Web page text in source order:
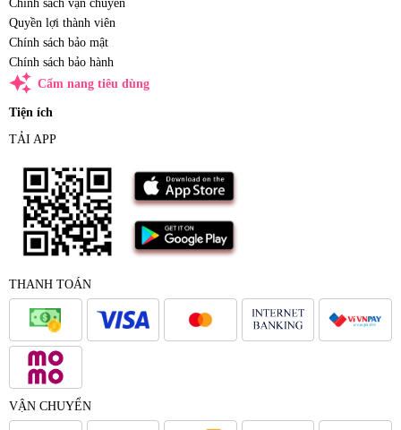
Chính sách vận chuyển
Quyền lợi thành viên
Chính sách bảo mật
Chính sách bảo hành
auto_awesome Cẩm nang tiêu dùng
Tiện ích
TẢI APP
THANH TOÁN
VẬN CHUYỂN